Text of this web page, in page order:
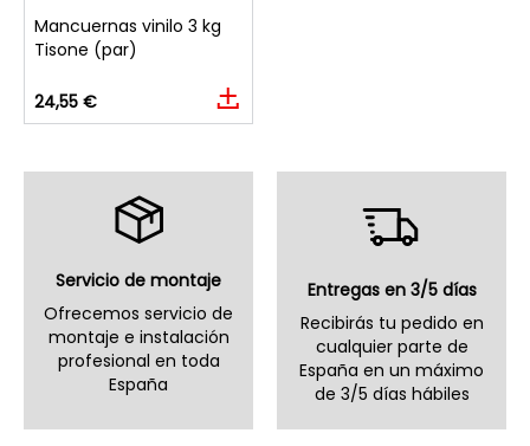
Mancuernas vinilo 3 kg
Tisone (par)
24,55 €
Servicio de montaje
Ofrecemos servicio de
montaje e instalación
profesional en toda
España
Entregas en 3/5 días
Recibirás tu pedido en
cualquier parte de
España en un máximo
de 3/5 días hábiles